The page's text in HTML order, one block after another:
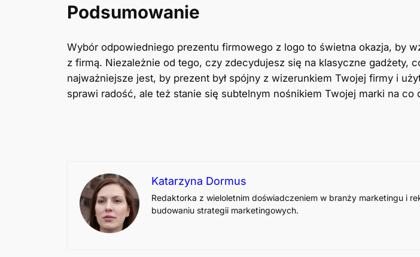
Podsumowanie
Wybór odpowiedniego prezentu firmowego z logo to świetna okazja, by
z firmą. Niezależnie od tego, czy zdecydujesz się na klasyczne gadżety,
najważniejsze jest, by prezent był spójny z wizerunkiem Twojej firmy i
sprawi radość, ale też stanie się subtelnym nośnikiem Twojej marki na co
Katarzyna Dormus
Redaktorka z wieloletnim doświadczeniem w branży marketingu i
budowaniu strategii marketingowych.